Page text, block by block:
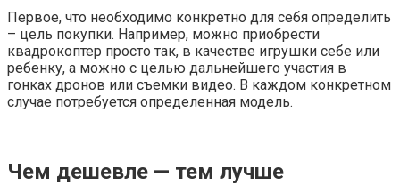
Первое, что необходимо конкретно для себя определить
– цель покупки. Например, можно приобрести
квадрокоптер просто так, в качестве игрушки себе или
ребенку, а можно с целью дальнейшего участия в
гонках дронов или съемки видео. В каждом конкретном
случае потребуется определенная модель.
Чем дешевле — тем лучше